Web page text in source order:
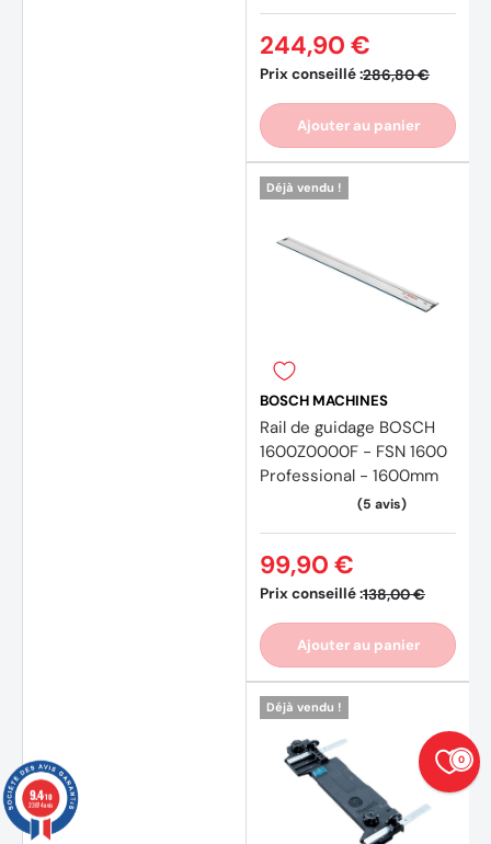
Prix conseillé :286,80 €
244,90 €
Ajouter au panier
Déjà vendu !
BOSCH MACHINES
Rail de guidage BOSCH
1600Z0000F - FSN 1600
Professional - 1600mm
Prix conseillé :138,00 €
99,90 €
Ajouter au panier
Déjà vendu !
0
9.4/10
23874 avis